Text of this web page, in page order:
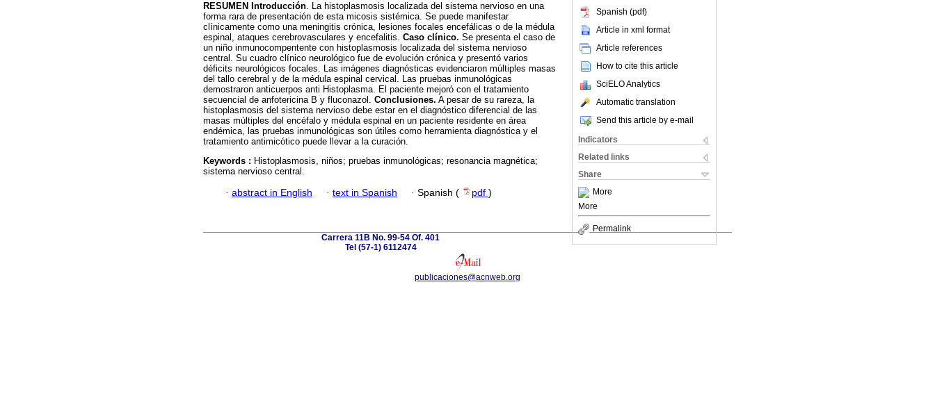
Spanish (pdf)
Article in xml format
Article references
How to cite this article
SciELO Analytics
Automatic translation
Send this article by e-mail
Indicators
Related links
Share
More
More
Permalink
RESUMEN
Introducción. La histoplasmosis localizada del sistema nervioso en una
forma rara de presentación de esta micosis sistémica. Se puede manifestar
clínicamente como una meningitis crónica, lesiones focales encefálicas o de la médula
espinal, ataques cerebrovasculares y encefalitis. Caso clínico. Se presenta el caso de
un niño inmunocompentente con histoplasmosis localizada del sistema nervioso
central. Su cuadro clínico neurológico fue de evolución crónica y presentó varios
déficits neurológicos focales. Las imágenes diagnósticas evidenciaron múltiples masas
del tallo cerebral y de la médula espinal cervical. Las pruebas inmunológicas
demostraron anticuerpos anti Histoplasma. El paciente mejoró con el tratamiento
secuencial de anfotericina B y fluconazol. Conclusiones. A pesar de su rareza, la
histoplasmosis del sistema nervioso debe estar en el diagnóstico diferencial de las
masas múltiples del encéfalo y médula espinal en un paciente residente en área
endémica, las pruebas inmunológicas son útiles como herramienta diagnóstica y el
tratamiento antimicótico puede llevar a la curación.
Keywords : Histoplasmosis, niños; pruebas inmunológicas; resonancia magnética;
sistema nervioso central.
· abstract in English · text in Spanish · Spanish ( pdf )
Carrera 11B No. 99-54 Of. 401
Tel (57-1) 6112474
publicaciones@acnweb.org